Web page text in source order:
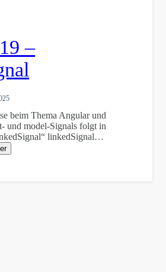
–
beim Thema Angular und
und model-Signals folgt in
linkedSignal…